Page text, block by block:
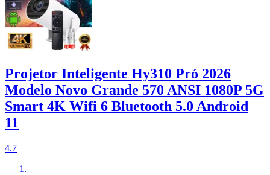
Projetor Inteligente Hy310 Pró 2026
Modelo Novo Grande 570 ANSI 1080P 5G
Smart 4K Wifi 6 Bluetooth 5.0 Android
11
4.7